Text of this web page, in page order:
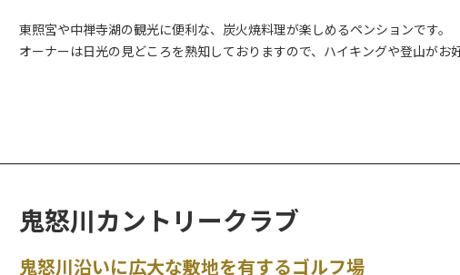
東照宮や中禅寺湖の観光に便利な、炭火焼料理が楽しめるペンションです。
オーナーは日光の見どころを熟知しておりますので、ハイキングや登山が
平坦な道を歩き、小田代原に佇む一本のシラカンバ「貴婦人」を目指すツア
●金精の森
鬼怒川カントリークラブ
鬼怒川沿いに広大な敷地を有するゴルフ場